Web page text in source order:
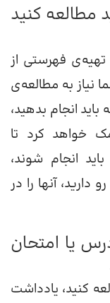
مطالعه کنید
تهیه‌ی فهرستی از
به مطالعه‌ی
باید انجام بدهید،
خواهد کرد تا
انجام شوند،
دارید، آنها را در
یا امتحان
کنید، یادداشت